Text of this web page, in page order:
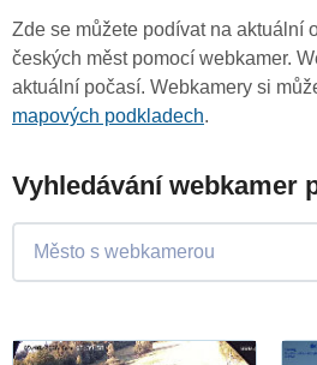
Zde se můžete podívat na aktuální
českých měst pomocí webkamer.
aktuální počasí. Webkamery si
mapových podkladech.
Vyhledávání webkamer